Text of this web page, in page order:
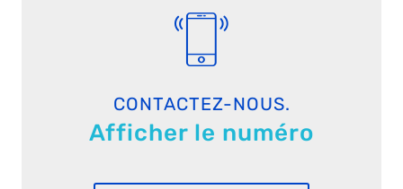
CONTACTEZ-NOUS.
Afficher le numéro